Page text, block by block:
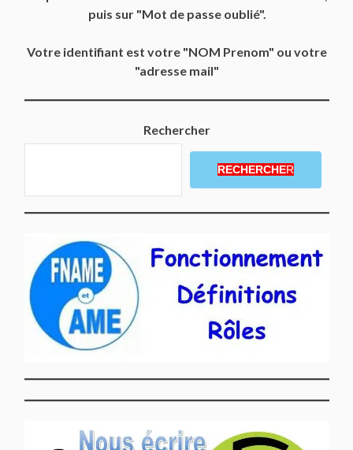
puis sur "Mot de passe oublié".
Votre identifiant est votre "NOM Prenom" ou votre
"adresse mail"
Rechercher
RECHERCHER